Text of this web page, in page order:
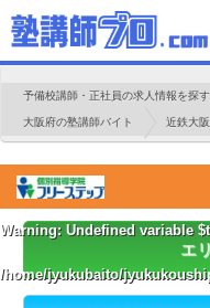
予備校講師・正社員の求人情報を探
大阪府の塾講師バイト 近鉄大
Warning: Undefined variable
/home/jyukubaito/
エ